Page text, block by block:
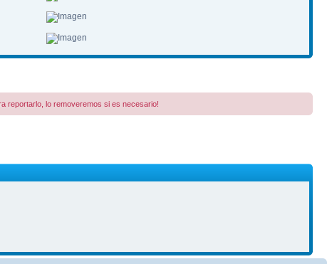
reportarlo, lo removeremos si es necesario!